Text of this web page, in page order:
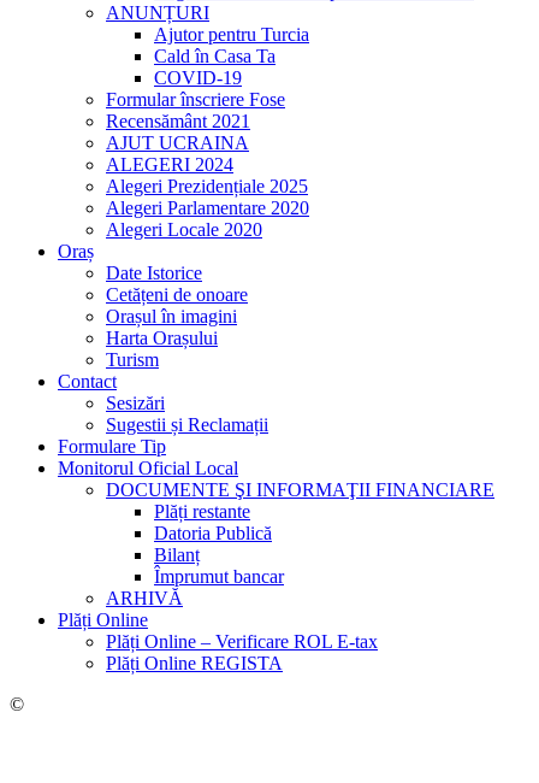
ANUNȚURI
Ajutor pentru Turcia
Cald în Casa Ta
COVID-19
Formular înscriere Fose
Recensământ 2021
AJUT UCRAINA
ALEGERI 2024
Alegeri Prezidențiale 2025
Alegeri Parlamentare 2020
Alegeri Locale 2020
Oraș
Date Istorice
Cetățeni de onoare
Orașul în imagini
Harta Orașului
Turism
Contact
Sesizări
Sugestii și Reclamații
Formulare Tip
Monitorul Oficial Local
DOCUMENTE ŞI INFORMAŢII FINANCIARE
Plăți restante
Datoria Publică
Bilanț
Împrumut bancar
ARHIVĂ
Plăți Online
Plăți Online – Verificare ROL E-tax
Plăți Online REGISTA
©